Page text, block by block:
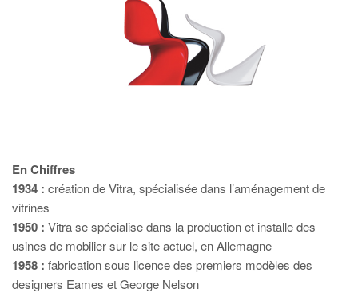
En Chiffres
1934 : création de Vitra, spécialisée dans l’aménagement de
vitrines
1950 : Vitra se spécialise dans la production et installe des
usines de mobilier sur le site actuel, en Allemagne
1958 : fabrication sous licence des premiers modèles des
designers Eames et George Nelson